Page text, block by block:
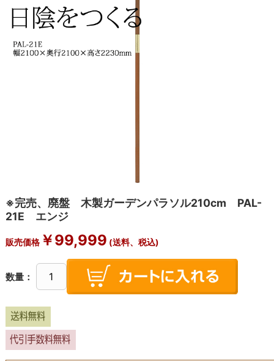
※完売、廃盤 木製ガーデンパラソル210cm PAL-
21E エンジ
販売価格￥99,999 (送料、税込)
数量：